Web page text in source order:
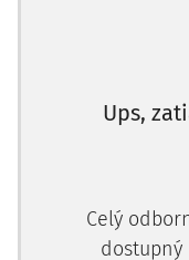
Ups,
Celý